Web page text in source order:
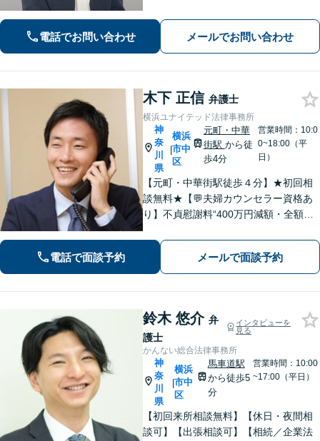
適な解決策を見つけましょう」「幅広
い相続問題に対応する豊富な実績」
「相続登記義務化に対応」【WEB面談
対応】
電話でお問い合わせ メールでお問い合わせ
木下 正信 弁護士
横浜ユナイテッド法律事務所
神
奈
川
県
|
横浜
市中
区
元町・中華
街駅 から徒
歩4分
営業時間：10:0
0~18:00（平
日）
【元町・中華街駅徒歩４分】★初回相
談無料★【💬夫婦カウンセラー資格あ
り】不貞慰謝料“400万円減額・全額免
ルも◎【スムーズな対応】お話をじっ
くりお聞きします【LINE・メール24時
間受付中】
電話で面談予約 メールで面談予約
鈴木 悠介 弁
護士
インタビューを
見る
かんない総合法律事務所
神
奈
川
県
|
横浜
市中
区
馬車道駅
から徒歩5
分
営業時間：10:00
~17:00（平日）
【初回来所相談無料】【休日・夜間相
談可】【出張相談可】【相続／企業法